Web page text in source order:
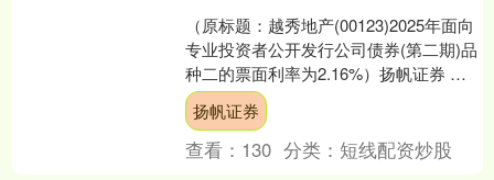
（原标题：越秀地产(00123)2025年面向
专业投资者公开发行公司债券(第二期)品
种二的票面利率为2.16%）扬帆证券 智
通财经APP讯，越秀地产(00123....
扬帆证券
查看： 130 分类： 短线配资炒股